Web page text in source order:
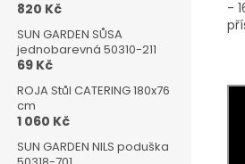
820 Kč
SUN GARDEN SŮSA
jednobarevná 50310-211
69 Kč
ROJA Stůl CATERING 180x76
cm
1 060 Kč
SUN GARDEN NILS poduška
-